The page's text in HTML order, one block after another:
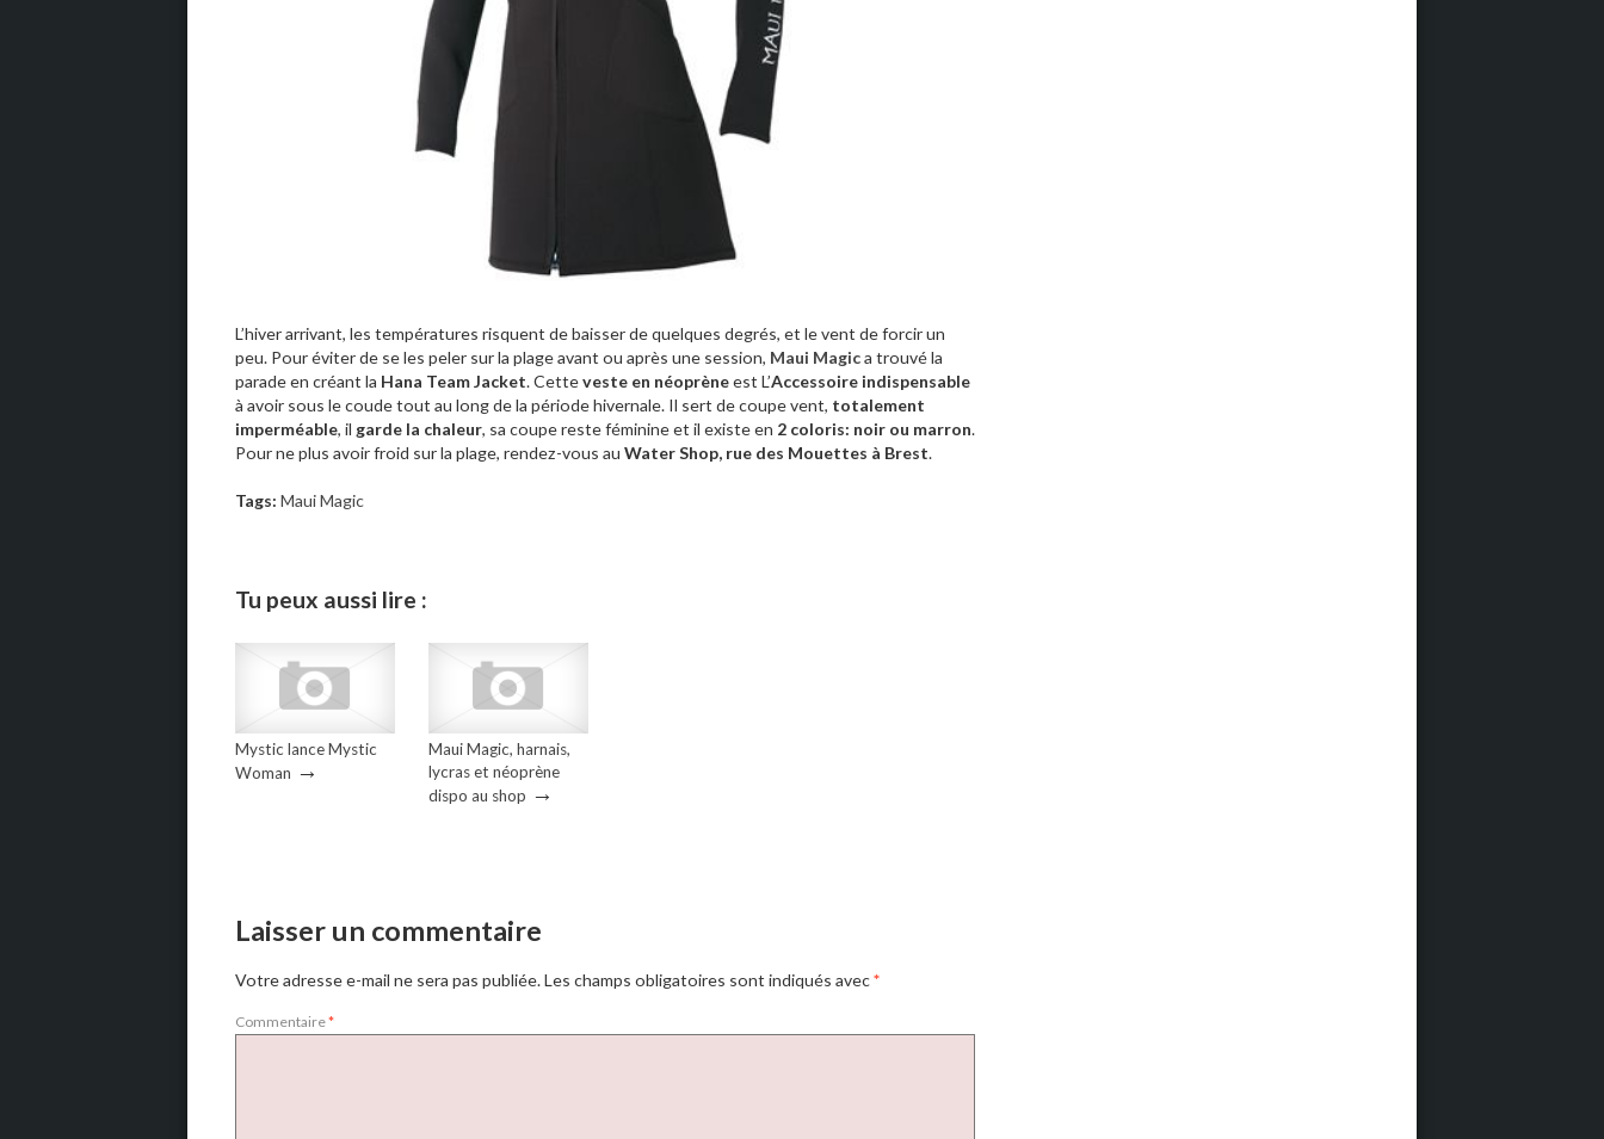
L’hiver arrivant, les températures risquent de baisser de quelques degrés, et le vent de forcir un
peu. Pour éviter de se les peler sur la plage avant ou après une session, Maui Magica trouvé la
parade en créant la Hana Team Jacket. Cetteveste en néoprèneest L’Accessoire indispensable
à avoir sous le coude tout au long de la période hivernale. Il sert de coupe vent, totalement
imperméable, il garde la chaleur, sa coupe reste féminine et il existe en 2 coloris: noir ou marron.
Pour ne plus avoir froid sur la plage, rendez-vous au Water Shop, rue des Mouettes à Brest.
Tags: Maui Magic
Tu peux aussi lire :
Mystic lance Mystic
Woman →
Maui Magic, harnais,
lycras et néoprène
dispo au shop →
Laisser un commentaire
Votre adresse e-mail ne sera pas publiée.Les champs obligatoires sont indiqués avec*
Commentaire*